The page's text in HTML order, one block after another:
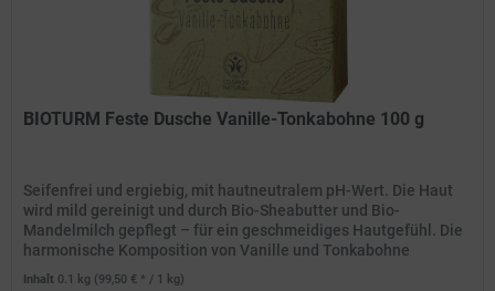
BIOTURM Feste Dusche Vanille-Tonkabohne 100 g
Seifenfrei und ergiebig, mit hautneutralem pH-Wert. Die Haut
wird mild gereinigt und durch Bio-Sheabutter und Bio-
Mandelmilch gepflegt – für ein geschmeidiges Hautgefühl. Die
harmonische Komposition von Vanille und Tonkabohne
verwöhnt...
Inhalt 0.1 kg (99,50 € * / 1 kg)